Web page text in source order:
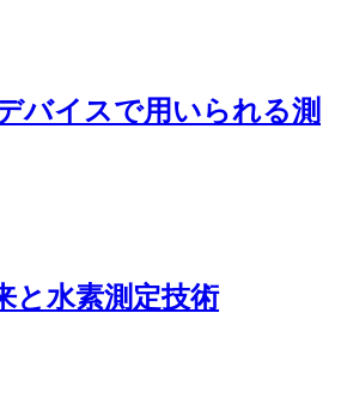
バイスで用いられる測
と水素測定技術